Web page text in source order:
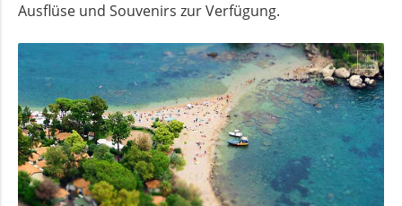
Ausflüse und Souvenirs zur Verfügung.